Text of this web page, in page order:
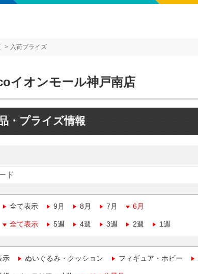
入荷プライズ
イオンモール神戸南店
・プライズ情報
全て表示 9月 8月 7月 6月
全て表示 5週 4週 3週 2週 1週
示 ぬいぐるみ・クッション フィギュア・ホビー